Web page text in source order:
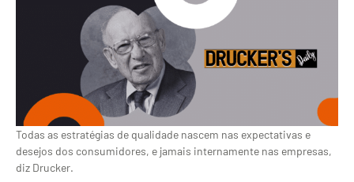
Todas as estratégias de qualidade nascem nas expectativas e
desejos dos consumidores, e jamais internamente nas empresas,
diz Drucker.